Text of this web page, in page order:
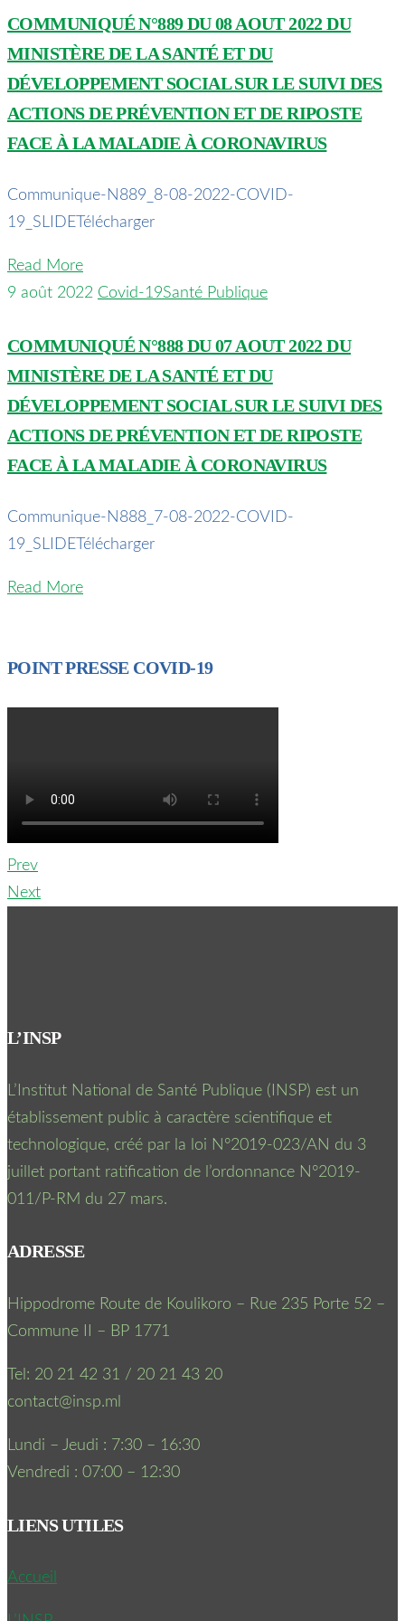
COMMUNIQUÉ N°889 DU 08 AOUT 2022 DU
MINISTÈRE DE LA SANTÉ ET DU
DÉVELOPPEMENT SOCIAL SUR LE SUIVI DES
ACTIONS DE PRÉVENTION ET DE RIPOSTE
FACE À LA MALADIE À CORONAVIRUS
Communique-N889_8-08-2022-COVID-
19_SLIDETélécharger
Read More
9 août 2022 Covid-19Santé Publique
COMMUNIQUÉ N°888 DU 07 AOUT 2022 DU
MINISTÈRE DE LA SANTÉ ET DU
DÉVELOPPEMENT SOCIAL SUR LE SUIVI DES
ACTIONS DE PRÉVENTION ET DE RIPOSTE
FACE À LA MALADIE À CORONAVIRUS
Communique-N888_7-08-2022-COVID-
19_SLIDETélécharger
Read More
POINT PRESSE COVID-19
Prev
Next
L’INSP
L’Institut National de Santé Publique (INSP) est un
établissement public à caractère scientifique et
technologique, créé par la loi N°2019-023/AN du 3
juillet portant ratification de l’ordonnance N°2019-
011/P-RM du 27 mars.
ADRESSE
Hippodrome Route de Koulikoro – Rue 235 Porte 52 –
Commune II – BP 1771
Tel: 20 21 42 31 / 20 21 43 20
contact@insp.ml
Lundi – Jeudi : 7:30 – 16:30
Vendredi : 07:00 – 12:30
LIENS UTILES
Accueil